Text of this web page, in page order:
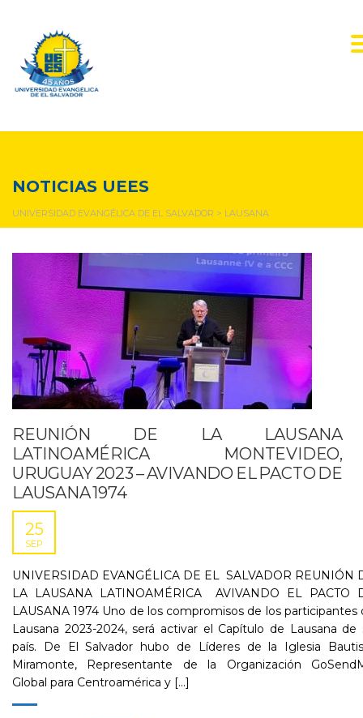
NOTICIAS UEES
UNIVERSIDAD EVANGÉLICA DE EL SALVADOR > LAUSANA
REUNIÓN DE LA LAUSANA
LATINOAMÉRICA MONTEVIDEO,
URUGUAY 2023 – AVIVANDO EL PACTO DE
LAUSANA 1974
25
SEP
UNIVERSIDAD EVANGÉLICA DE EL SALVADOR REUNIÓN
LA LAUSANA LATINOAMÉRICA AVIVANDO EL PACTO
LAUSANA 1974 Uno de los compromisos de los participantes
Lausana 2023-2024, será activar el Capítulo de Lausana de
país. De El Salvador hubo de Líderes de la Iglesia
Miramonte, Representante de la Organización
Global para Centroamérica y [...]